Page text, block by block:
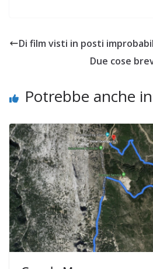
Di film visti in posti
Due cose
Potrebbe anche